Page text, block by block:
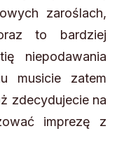
zaroślach,
to bardziej
niepodawania
musicie zatem
zdecydujecie na
imprezę z